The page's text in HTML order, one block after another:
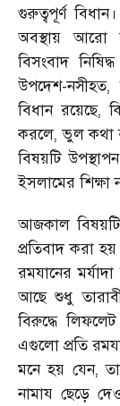
গুরুত্বপূর্ণ
অবস্থায় আরো
বিসংবাদ
উপদেশ-
বিধান রয়েছে,
করলে, ভুল কথা
বিষয়টি
ইসলামের শিক্ষা
আজকাল
প্রতিবাদ করা হয়
রমযানের
আছে শুধু
বিরুদ্ধে
এগুলো প্রতি
মনে হয় যেন,
নামায ছেড়ে